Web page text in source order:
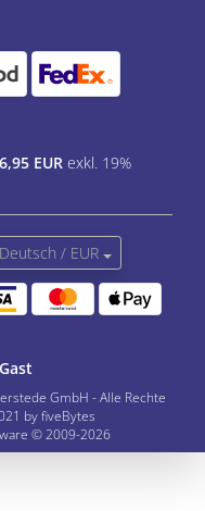
EUR exkl. 19%
Deutsch / EUR
Gast
GmbH - Alle Rechte
by fiveBytes
© 2009-2026